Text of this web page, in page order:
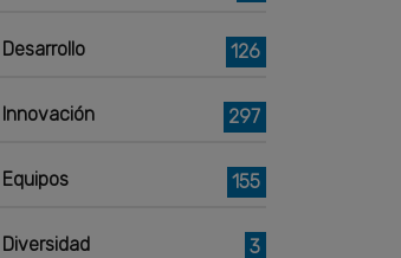
Desarrollo 126
Innovación 297
Equipos 155
Diversidad 3